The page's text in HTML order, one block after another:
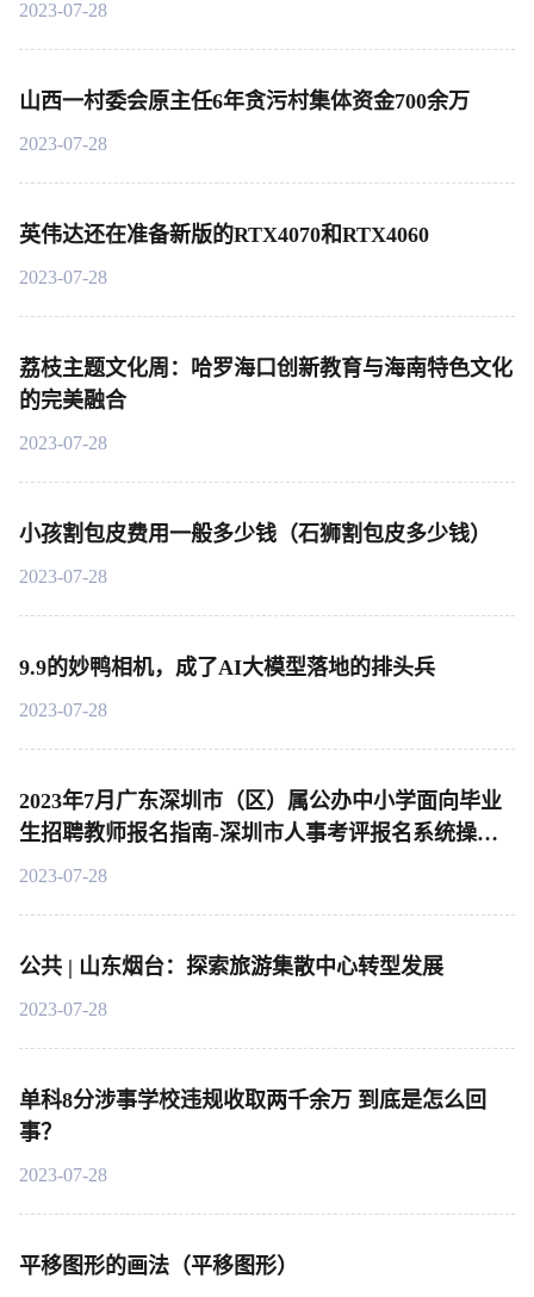
2023-07-28
山西一村委会原主任6年贪污村集体资金700余万
2023-07-28
英伟达还在准备新版的RTX4070和RTX4060
2023-07-28
荔枝主题文化周：哈罗海口创新教育与海南特色文化
的完美融合
2023-07-28
小孩割包皮费用一般多少钱（石狮割包皮多少钱）
2023-07-28
9.9的妙鸭相机，成了AI大模型落地的排头兵
2023-07-28
2023年7月广东深圳市（区）属公办中小学面向毕业
生招聘教师报名指南-深圳市人事考评报名系统操作
说明
2023-07-28
公共 | 山东烟台：探索旅游集散中心转型发展
2023-07-28
单科8分涉事学校违规收取两千余万 到底是怎么回
事？
2023-07-28
平移图形的画法（平移图形）